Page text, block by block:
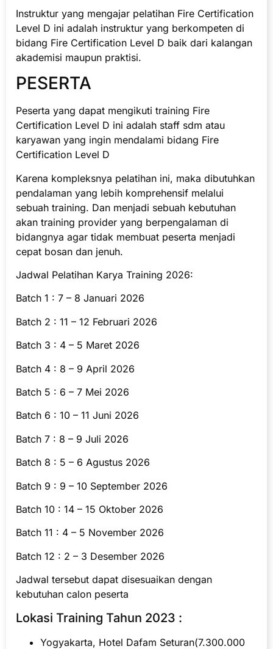
Instruktur yang mengajar pelatihan Fire Certification
Level D ini adalah instruktur yang berkompeten di
bidang Fire Certification Level D baik dari kalangan
akademisi maupun praktisi.
PESERTA
Peserta yang dapat mengikuti training Fire
Certification Level D ini adalah staff sdm atau
karyawan yang ingin mendalami bidang Fire
Certification Level D
Karena kompleksnya pelatihan ini, maka dibutuhkan
pendalaman yang lebih komprehensif melalui
sebuah training. Dan menjadi sebuah kebutuhan
akan training provider yang berpengalaman di
bidangnya agar tidak membuat peserta menjadi
cepat bosan dan jenuh.
Jadwal Pelatihan Karya Training 2026:
Batch 1 : 7 – 8 Januari 2026
Batch 2 : 11 – 12 Februari 2026
Batch 3 : 4 – 5 Maret 2026
Batch 4 : 8 – 9 April 2026
Batch 5 : 6 – 7 Mei 2026
Batch 6 : 10 – 11 Juni 2026
Batch 7 : 8 – 9 Juli 2026
Batch 8 : 5 – 6 Agustus 2026
Batch 9 : 9 – 10 September 2026
Batch 10 : 14 – 15 Oktober 2026
Batch 11 : 4 – 5 November 2026
Batch 12 : 2 – 3 Desember 2026
Jadwal tersebut dapat disesuaikan dengan
kebutuhan calon peserta
Lokasi Training Tahun 2023 :
Yogyakarta, Hotel Dafam Seturan(7.300.000